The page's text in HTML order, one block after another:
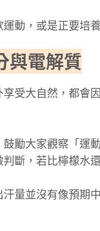
動，或是正要培
與電解質
受大自然，都會
勵大家觀察「運
斷，若比檸檬水
量並沒有像預期